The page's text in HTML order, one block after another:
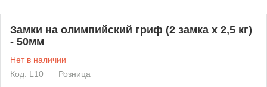
Замки на олимпийский гриф (2 замка х 2,5 кг)
- 50мм
Нет в наличии
Код: L10
Розница